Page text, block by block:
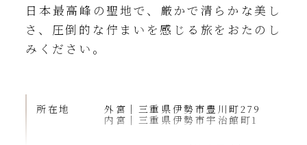
日本最高峰の聖地で、厳かで清らかな美し
さ、圧倒的な佇まいを感じる旅をおたのし
みください。
所在地
外宮｜三重県伊勢市豊川町279
内宮｜三重県伊勢市宇治館町1